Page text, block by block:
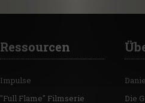
Ressourcen
Impulse
"Full Flame" Filmserie
Die